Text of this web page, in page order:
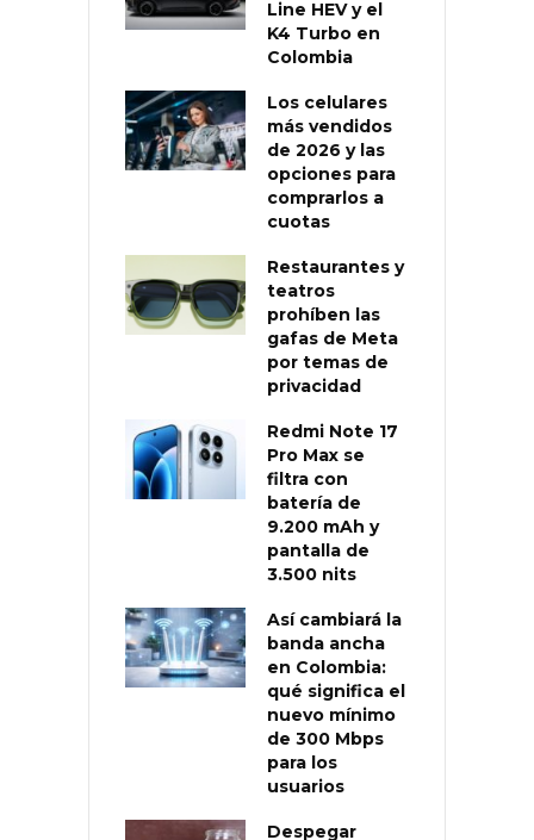
Line HEV y el
K4 Turbo en
Colombia
Los celulares
más vendidos
de 2026 y las
opciones para
comprarlos a
cuotas
Restaurantes y
teatros
prohíben las
gafas de Meta
por temas de
privacidad
Redmi Note 17
Pro Max se
filtra con
batería de
9.200 mAh y
pantalla de
3.500 nits
Así cambiará la
banda ancha
en Colombia:
qué significa el
nuevo mínimo
de 300 Mbps
para los
usuarios
Despegar